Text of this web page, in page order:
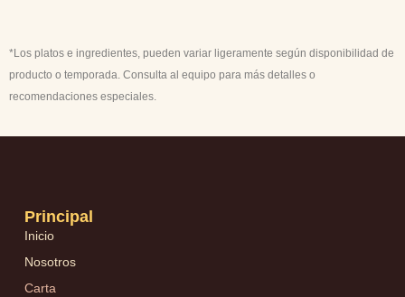
*Los platos e ingredientes, pueden variar ligeramente según disponibilidad de
producto o temporada. Consulta al equipo para más detalles o
recomendaciones especiales.
Principal
Inicio
Nosotros
Carta